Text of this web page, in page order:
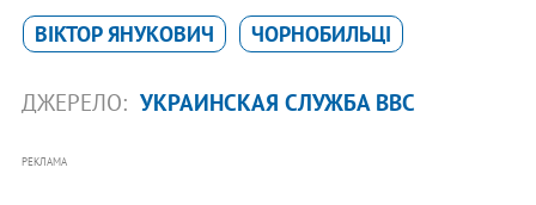
ВІКТОР ЯНУКОВИЧ ЧОРНОБИЛЬЦІ
ДЖЕРЕЛО: УКРАИНСКАЯ СЛУЖБА ВВС
РЕКЛАМА